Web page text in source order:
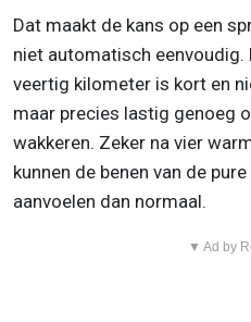
Dat maakt de kans op een
niet automatisch eenvoudig.
veertig kilometer is kort en
maar precies lastig genoeg
wakkeren. Zeker na vier
kunnen de benen van de
aanvoelen dan normaal.
▼ Ad by